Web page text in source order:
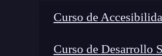
Curso de
Curso de Desarrollo